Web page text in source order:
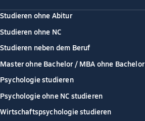
Studieren ohne Abitur
Studieren ohne NC
Studieren neben dem Beruf
Master ohne Bachelor / MBA ohne Bachelor
Psychologie studieren
Psychologie ohne NC studieren
Wirtschaftspsychologie studieren